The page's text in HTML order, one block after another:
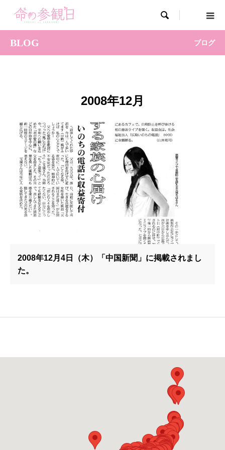

BLOG ブログ
2008年12月
2008年12月4日（木）「中国新聞」に掲載されまし
た。